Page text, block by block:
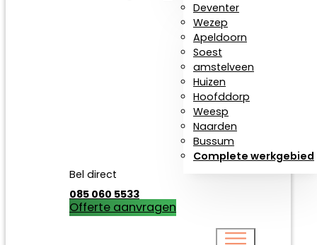
Deventer
Wezep
Apeldoorn
Soest
amstelveen
Huizen
Hoofddorp
Weesp
Naarden
Bussum
Complete werkgebied
Bel direct
085 060 5533
Offerte aanvragen